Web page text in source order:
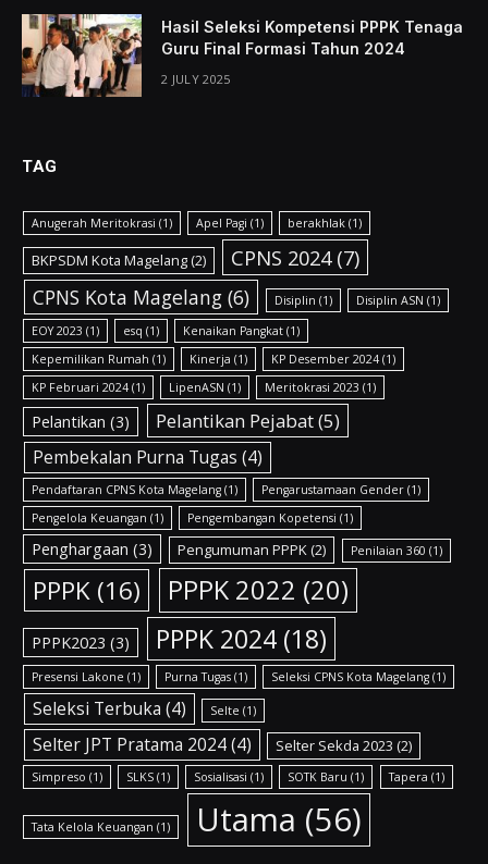
Hasil Seleksi Kompetensi PPPK Tenaga
Guru Final Formasi Tahun 2024
2 JULY 2025
TAG
Anugerah Meritokrasi (1) Apel Pagi (1) berakhlak (1)
BKPSDM Kota Magelang(2) CPNS 2024(7)
CPNS Kota Magelang(6) Disiplin (1) Disiplin ASN (1)
EOY 2023 (1) esq (1) Kenaikan Pangkat (1)
Kepemilikan Rumah (1) Kinerja (1) KP Desember 2024 (1)
KP Februari 2024 (1) LipenASN (1) Meritokrasi 2023 (1)
Pelantikan (3) Pelantikan Pejabat(5)
Pembekalan Purna Tugas (4)
Pendaftaran CPNS Kota Magelang (1) Pengarustamaan Gender (1)
Pengelola Keuangan (1) Pengembangan Kopetensi (1)
Penghargaan (3) Pengumuman PPPK(2) Penilaian 360 (1)
PPPK (16) PPPK 2022 (20)
PPPK2023 (3) PPPK 2024 (18)
Presensi Lakone (1) Purna Tugas (1) Seleksi CPNS Kota Magelang (1)
Seleksi Terbuka (4) Selte (1)
Selter JPT Pratama 2024(4) Selter Sekda 2023 (2)
Simpreso (1) SLKS (1) Sosialisasi (1) SOTK Baru (1) Tapera (1)
Tata Kelola Keuangan (1) Utama (56)